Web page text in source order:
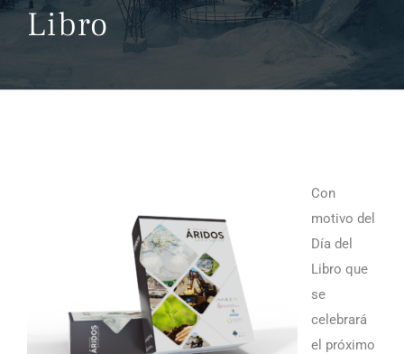
Libro
Con
motivo del
Día del
Libro que
se
celebrará
el próximo